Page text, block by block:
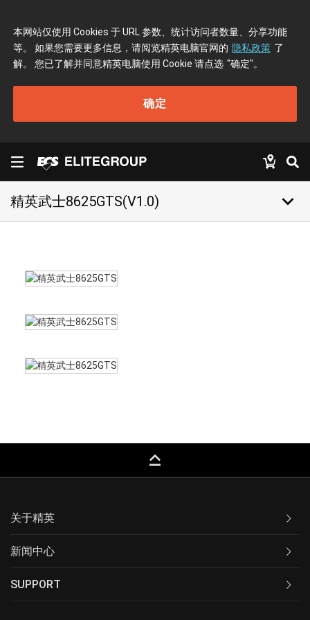
本网站仅使用 Cookies 于 URL 参数、统计访问者数量、分享功能
等。 如果您需要更多信息，请阅览精英电脑官网的 隐私政策 了
解。 您已了解并同意精英电脑使用 Cookie 请点选 "确定"。
确定
精英武士8625GTS(V1.0) keyboard_arrow_down
keyboard_capslock
关于精英
新闻中心
SUPPORT